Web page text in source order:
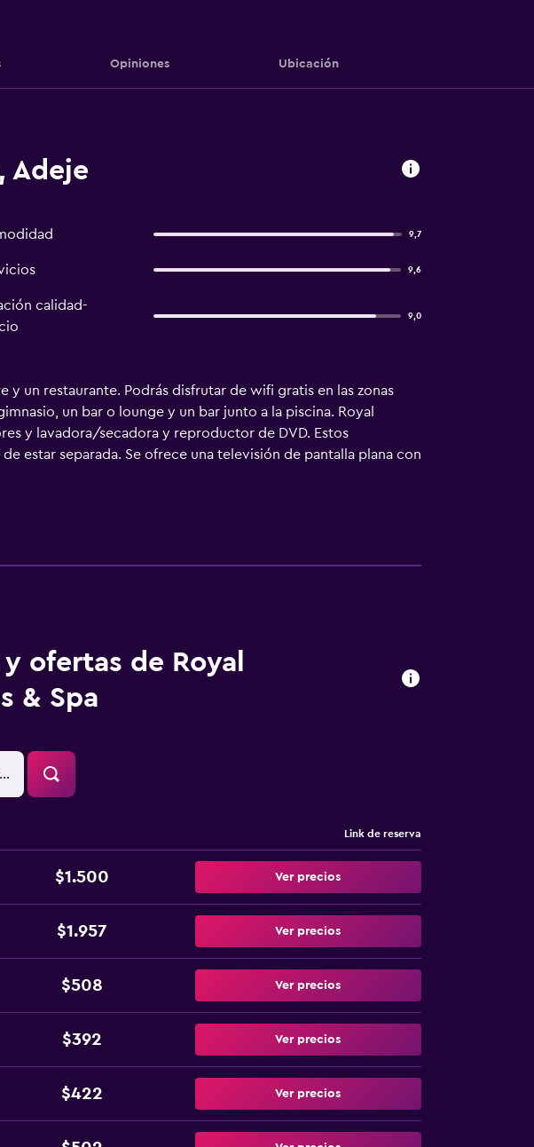
Opiniones Ubicación
Adeje
9,7
9,6
calidad-
9,0
un restaurante. Podrás disfrutar de wifi gratis en las zonas
un bar o lounge y un bar junto a la piscina. Royal
y lavadora/secadora y reproductor de DVD. Estos
estar separada. Se ofrece una televisión de pantalla plana con
cocina con frigorífico, placa de cocina, microondas y
albornoces, zapatillas y bidé. Este complejo en Adeje
ofertas de Royal
& Spa
Link de reserva
$1.500 Ver precios
$1.957 Ver precios
$508 Ver precios
$392 Ver precios
$422 Ver precios